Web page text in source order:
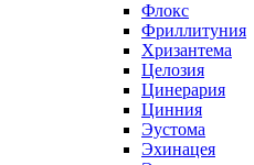
Флокс
Фриллитуния
Хризантема
Целозия
Цинерария
Цинния
Эустома
Эхинацея